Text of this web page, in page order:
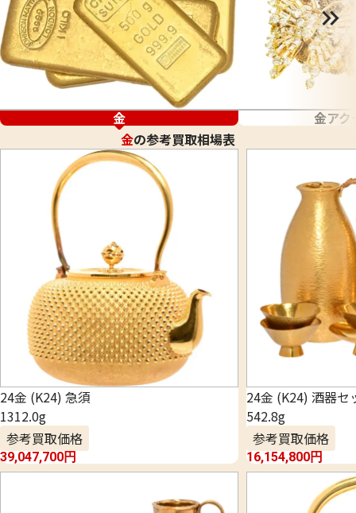
金
金アク
金の参考買取相場表
24金 (K24) 急須
1312.0g
参考買取価格
39,047,700円
24金 (K24) 酒器セ
542.8g
参考買取価格
16,154,800円